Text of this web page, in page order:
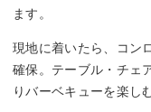
ます。
現地に着いたら、コン
確保。テーブル・チェ
りバーベキューを楽し